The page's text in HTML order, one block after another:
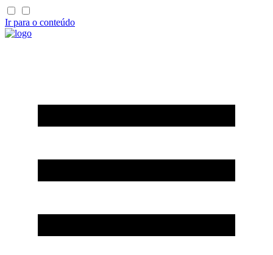
Ir para o conteúdo